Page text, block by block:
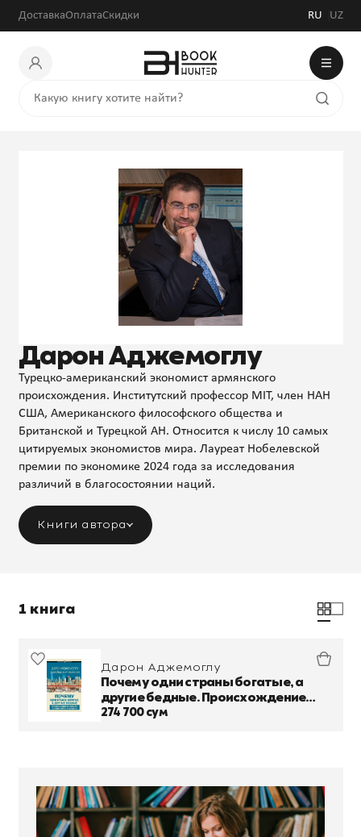
ДоставкаОплатаСкидки RU UZ
Дарон Аджемоглу
Турецко-американский экономист армянского
происхождения. Институтский профессор MIT, член НАН
США, Американского философского общества и
Британской и Турецкой АН. Относится к числу 10 самых
цитируемых экономистов мира. Лауреат Нобелевской
премии по экономике 2024 года за исследования
различий в благосостоянии наций.
Книги автора
1 книга
Дарон Аджемоглу
Почему одни страны богатые, а
другие бедные. Происхождение
власти, процветания и нищеты
274 700 сум